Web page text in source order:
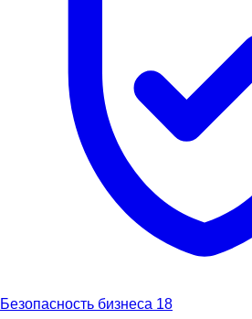
Безопасность бизнеса 18